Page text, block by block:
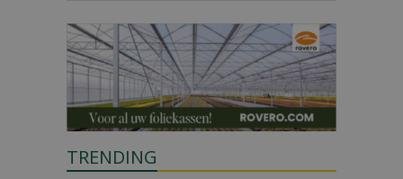
TRENDING